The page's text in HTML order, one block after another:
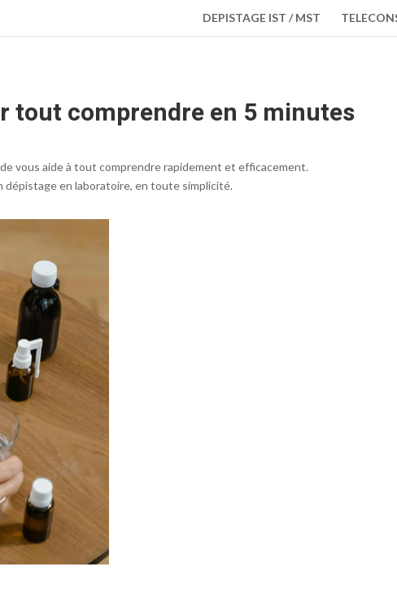
DEPISTAGE IST / MST
tout comprendre en 5 minutes
vous aide à tout comprendre rapidement et efficacement.
en laboratoire, en toute simplicité.